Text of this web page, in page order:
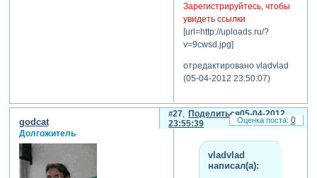
Зарегистрируйтесь, чтобы
увидеть ссылки
[url=http://uploads.ru/?
v=9cwsd.jpg]
отредактировано vladvlad
(05-04-2012 23:50:07)
Поделиться
27
05-04-2012
23:55:39
godcat
Долгожитель
vladvlad
написал(а):
0